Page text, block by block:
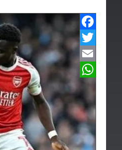
Facebook
Twitter
Email
WhatsApp